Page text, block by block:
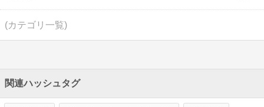
(カテゴリ一覧)
関連ハッシュタグ